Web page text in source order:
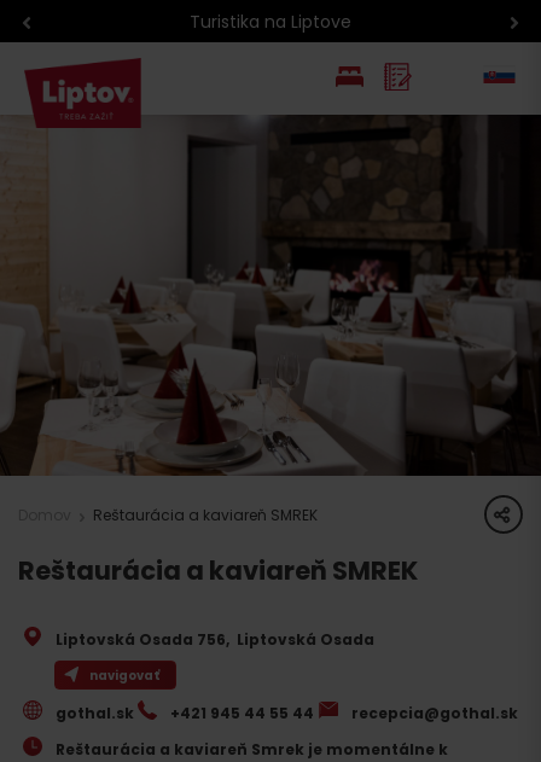
Turistika na Liptove
Reštaurácia a kaviareň SMREK share
Reštaurácia a kaviareň SMREK
Liptovská Osada 756, Liptovská Osada
navigovať
gothal.sk +421 945 44 55 44
recepcia@gothal.sk
Reštaurácia a kaviareň Smrek je momentálne k